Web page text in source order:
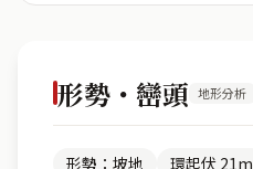
形勢・巒頭 地形分析
形勢：坡地 環起伏 21m